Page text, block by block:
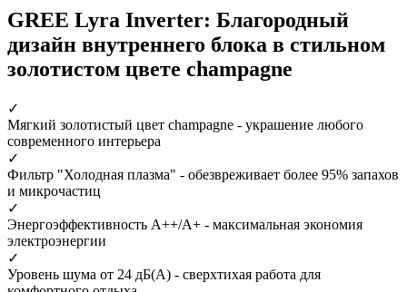
GREE Lyra Inverter: Благородный
дизайн внутреннего блока в стильном
золотистом цвете champagne
✓
Мягкий золотистый цвет champagne - украшение любого
современного интерьера
✓
Фильтр "Холодная плазма" - обезвреживает более 95% запахов
и микрочастиц
✓
Энергоэффективность А++/А+ - максимальная экономия
электроэнергии
✓
Уровень шума от 24 дБ(А) - сверхтихая работа для